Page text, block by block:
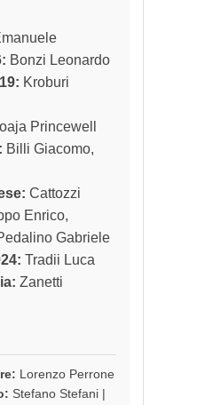
Bonzi Leonardo
Kroburi
Princewell
Billi Giacomo,
Cattozzi
Enrico,
Gabriele
Tradii Luca
Zanetti
Lorenzo Perrone
Stefano Stefani |